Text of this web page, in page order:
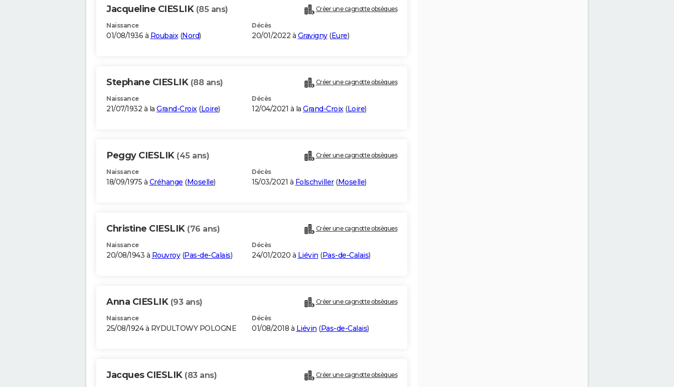
Jacqueline CIESLIK (85 ans) Créer une cagnotte obsèques
Naissance
01/08/1936 à Roubaix(Nord)
Décès
20/01/2022 à Gravigny(Eure)
Stephane CIESLIK (88 ans) Créer une cagnotte obsèques
Naissance
21/07/1932 à la Grand-Croix(Loire)
Décès
12/04/2021 à la Grand-Croix(Loire)
Peggy CIESLIK (45 ans) Créer une cagnotte obsèques
Naissance
18/09/1975 à Créhange (Moselle)
Décès
15/03/2021 à Folschviller(Moselle)
Christine CIESLIK (76 ans) Créer une cagnotte obsèques
Naissance
20/08/1943 à Rouvroy(Pas-de-Calais)
Décès
24/01/2020 à Liévin (Pas-de-Calais)
Anna CIESLIK (93 ans) Créer une cagnotte obsèques
Naissance
25/08/1924 à RYDULTOWY POLOGNE
Décès
01/08/2018 à Liévin (Pas-de-Calais)
Jacques CIESLIK (83 ans) Créer une cagnotte obsèques